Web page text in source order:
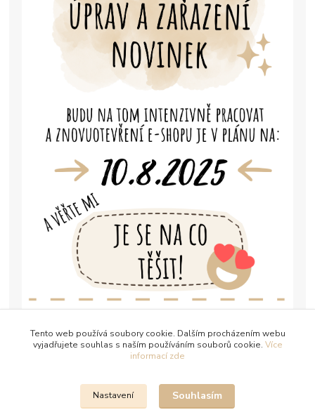
Tento web používá soubory cookie. Dalším procházením webu
vyjadřujete souhlas s naším používáním souborů cookie. Více
informací zde
Nastavení Souhlasím